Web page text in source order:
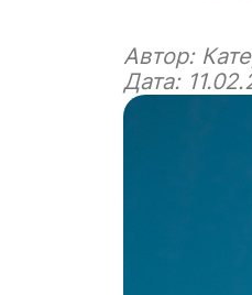
Автор:
Дата: